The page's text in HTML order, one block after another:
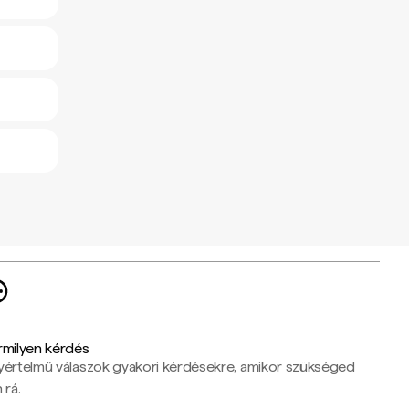
kérdés
válaszok gyakori kérdésekre, amikor szükséged
rá.